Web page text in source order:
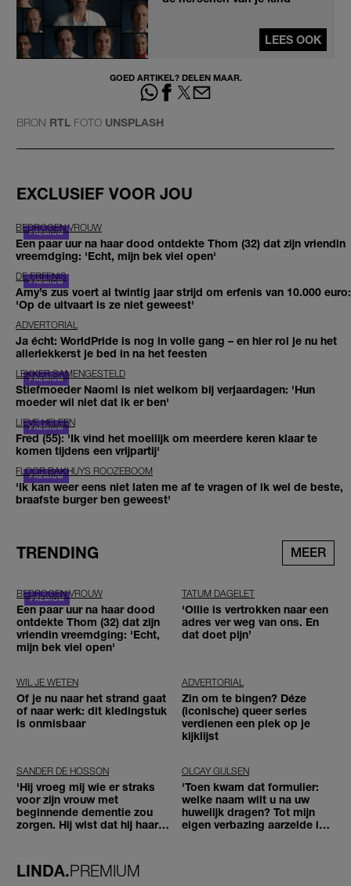
LEES OOK
GOED ARTIKEL? DELEN MAAR.
BRON RTL FOTO UNSPLASH
EXCLUSIEF VOOR JOU
BEDROGEN VROUW
Een paar uur na haar dood ontdekte Thom (32) dat zijn vriendin
vreemdging: 'Echt, mijn bek viel open'
DE ERFENIS
Amy’s zus voert al twintig jaar strijd om erfenis van 10.000 euro:
'Op de uitvaart is ze niet geweest'
ADVERTORIAL
Ja écht: WorldPride is nog in volle gang – en hier rol je nu het
allerlekkerst je bed in na het feesten
LEKKER SAMENGESTELD
Stiefmoeder Naomi is niet welkom bij verjaardagen: 'Hun
moeder wil niet dat ik er ben'
LIEVE HELEEN
Fred (55): 'Ik vind het moeilijk om meerdere keren klaar te
komen tijdens een vrijpartij'
FLOOR BAKHUYS ROOZEBOOM
'Ik kan weer eens niet laten me af te vragen of ik wel de beste,
braafste burger ben geweest'
TRENDING MEER
BEDROGEN VROUW
Een paar uur na haar dood
ontdekte Thom (32) dat zijn
vriendin vreemdging: 'Echt,
mijn bek viel open'
TATUM DAGELET
'Ollie is vertrokken naar een
adres ver weg van ons. En
dat doet pijn’
WIL JE WETEN
Of je nu naar het strand gaat
of naar werk: dit kledingstuk
is onmisbaar
ADVERTORIAL
Zin om te bingen? Déze
(iconische) queer series
verdienen een plek op je
kijklijst
SANDER DE HOSSON
'Hij vroeg mij wie er straks
voor zijn vrouw met
beginnende dementie zou
zorgen. Hij wist dat hij haar
OLCAY GULSEN
'Toen kwam dat formulier:
welke naam wilt u na uw
huwelijk dragen? Tot mijn
eigen verbazing aarzelde ik
LINDA.PREMIUM